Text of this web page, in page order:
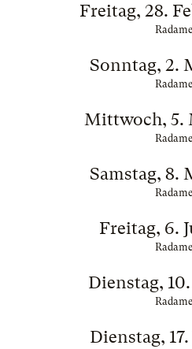
Freitag, 28.
Sonntag, 2.
Mittwoch, 5.
Samstag, 8.
Freitag, 6.
Dienstag,
Dienstag,